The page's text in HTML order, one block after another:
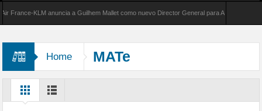
KLM anuncia a Guilhem Mallet como nuevo Director General para América Latina
Home MATe